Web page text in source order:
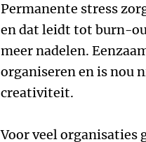
Permanente stress
en dat leidt tot burn-
meer nadelen.
organiseren en is nou
creativiteit.
Voor veel organisaties